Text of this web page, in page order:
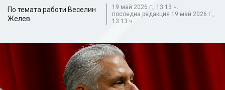
По темата работи Веселин
Желев
19 май 2026 г., 13:13 ч.
последна редакция 19 май 2026 г.,
13:13 ч.